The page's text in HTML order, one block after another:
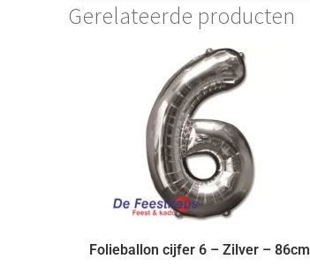
Gerelateerde producten
Folieballon cijfer 6 – Zilver – 86cm